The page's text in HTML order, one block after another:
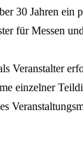
30 Jahren ein
fürMessen
Veranstalter
einzelner